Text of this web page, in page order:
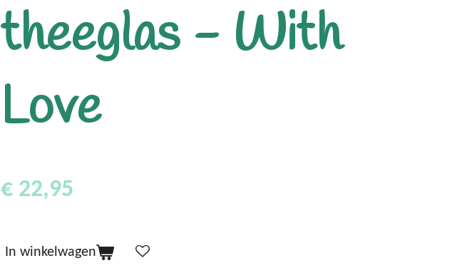
theeglas - With
Love
€ 22,95
In winkelwagen